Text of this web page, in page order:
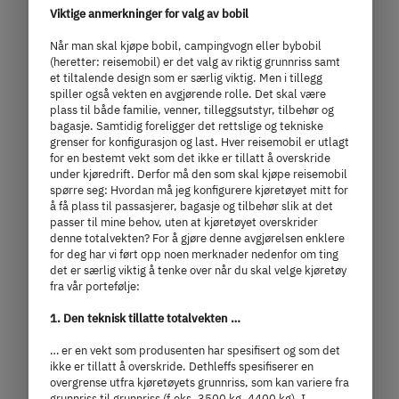
T 46
kr 1 579 000,–
Pris fraa)
3 personer
Sengeplasser
6.85 m
Viktige anmerkninger for valg av bobil
Når man skal kjøpe bobil, campingvogn eller bybobil
(heretter: reisemobil) er det valg av riktig grunnriss samt
et tiltalende design som er særlig viktig. Men i tillegg
spiller også vekten en avgjørende rolle. Det skal være
plass til både familie, venner, tilleggsutstyr, tilbehør og
bagasje. Samtidig foreligger det rettslige og tekniske
grenser for konfigurasjon og last. Hver reisemobil er utlagt
for en bestemt vekt som det ikke er tillatt å overskride
under kjøredrift. Derfor må den som skal kjøpe reisemobil
spørre seg: Hvordan må jeg konfigurere kjøretøyet mitt for
å få plass til passasjerer, bagasje og tilbehør slik at det
passer til mine behov, uten at kjøretøyet overskrider
denne totalvekten? For å gjøre denne avgjørelsen enklere
for deg har vi ført opp noen merknader nedenfor om ting
det er særlig viktig å tenke over når du skal velge kjøretøy
fra vår portefølje:
1. Den teknisk tillatte totalvekten …
… er en vekt som produsenten har spesifisert og som det
ikke er tillatt å overskride. Dethleffs spesifiserer en
overgrense utfra kjøretøyets grunnriss, som kan variere fra